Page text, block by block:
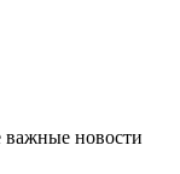
важные новости